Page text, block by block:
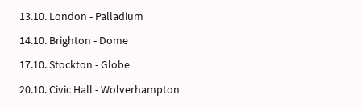
13.10. London - Palladium
14.10. Brighton - Dome
17.10. Stockton - Globe
20.10. Civic Hall - Wolverhampton